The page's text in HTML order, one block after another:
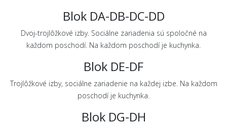
Blok DA-DB-DC-DD
Dvoj-trojlôžkové izby. Sociálne zariadenia sú spoločné na
každom poschodí. Na každom poschodí je kuchynka.
Blok DE-DF
Trojlôžkové izby, sociálne zariadenie na každej izbe. Na každom
poschodí je kuchynka.
Blok DG-DH